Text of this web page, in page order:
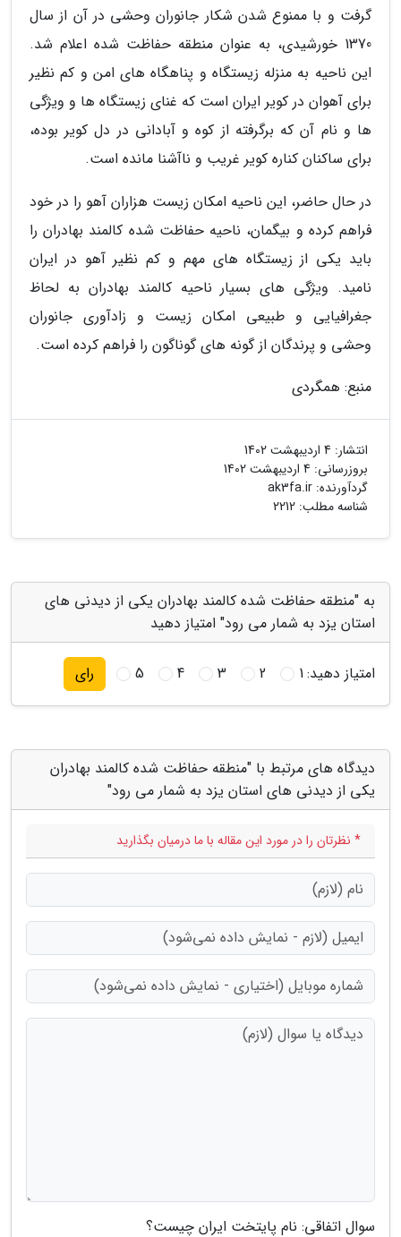
گرفت و با ممنوع شدن شکار جانوران وحشی در آن از سال
1370 خورشیدی، به عنوان منطقه حفاظت شده اعلام شد.
این ناحیه به منزله زیستگاه و پناهگاه های امن و کم نظیر
برای آهوان در کویر ایران است که غنای زیستگاه ها و ویژگی
ها و نام آن که برگرفته از کوه و آبادانی در دل کویر بوده،
برای ساکنان کناره کویر غریب و ناآشنا مانده است.
در حال حاضر، این ناحیه امکان زیست هزاران آهو را در خود
فراهم کرده و بیگمان، ناحیه حفاظت شده کالمند بهادران را
باید یکی از زیستگاه های مهم و کم نظیر آهو در ایران
نامید. ویژگی های بسیار ناحیه کالمند بهادران به لحاظ
جغرافیایی و طبیعی امکان زیست و زادآوری جانوران
وحشی و پرندگان از گونه های گوناگون را فراهم کرده است.
منبع: همگردی
انتشار: 4 اردیبهشت 1402
بروزرسانی: 4 اردیبهشت 1402
گردآورنده: ak3fa.ir
شناسه مطلب: 2212
به "منطقه حفاظت شده کالمند بهادران یکی از دیدنی های
استان یزد به شمار می رود" امتیاز دهید
امتیاز دهید:1
2
3
4
5 رای
دیدگاه های مرتبط با "منطقه حفاظت شده کالمند بهادران
یکی از دیدنی های استان یزد به شمار می رود"
* نظرتان را در مورد این مقاله با ما درمیان بگذارید
سوال اتفاقی: نام پایتخت ایران چیست؟